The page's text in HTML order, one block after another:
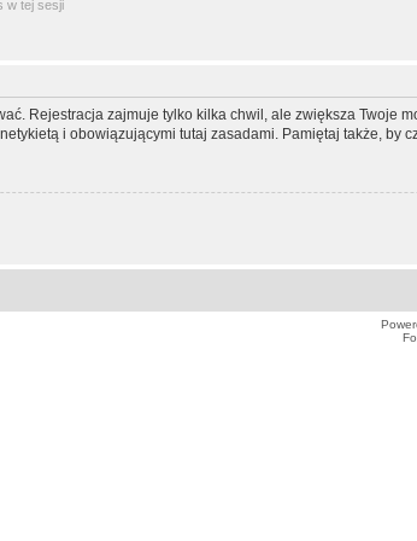
w tej sesji
Rejestracja zajmuje tylko kilka chwil, ale zwiększa
i obowiązującymi tutaj zasadami. Pamiętaj także, by